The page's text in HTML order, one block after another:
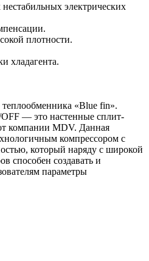
электрических
плотности.
хладагента.
«Blue fin».
— это настенные сплит-
компании MDV. Данная
компрессором с
который наряду с широкой
способен создавать и
параметры